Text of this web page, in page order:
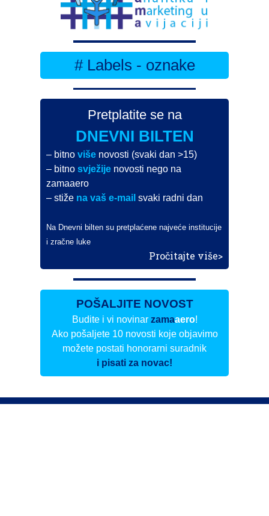
# Labels - oznake
Pretplatite se na
DNEVNI BILTEN
– bitnoviše novosti (svaki dan >15)
– bitnosvježije novosti nego na
zamaaero
– stiže na vaš e-mail svaki radni dan
Na Dnevni bilten su pretplaćene najveće institucije
i zračne luke
Pročitajte više>
POŠALJITE NOVOST
Budite i vi novinar zamaaero!
Ako pošaljete 10 novosti koje objavimo
možete postati honorarni suradnik
i pisati za novac!